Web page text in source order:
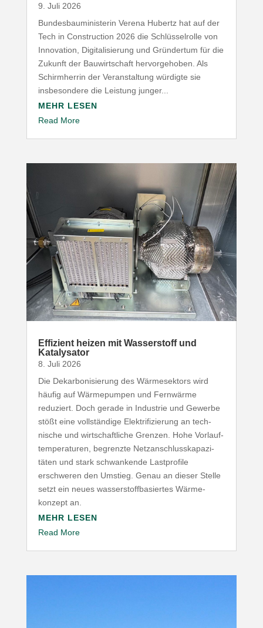
9. Juli 2026
Bundesbauministerin Verena Hubertz hat auf der
Tech in Construction 2026 die Schlüsselrolle von
Innovation, Digitalisierung und Gründertum für die
Zukunft der Bauwirtschaft hervorgehoben. Als
Schirmherrin der Veranstaltung würdigte sie
insbesondere die Leistung junger...
MEHR LESEN
Read More
Effizient heizen mit Wasser­stoff und
Katalysator
8. Juli 2026
Die Dekar­bo­ni­sierung des Wärme­sektors wird
häufig auf Wärme­pumpen und Fernwärme
reduziert. Doch gerade in Industrie und Gewerbe
stößt eine voll­ständige Elek­tri­fi­zierung an tech­
nische und wirt­schaft­liche Grenzen. Hohe Vorlauf­
tem­pe­ra­turen, begrenzte Netz­an­schluss­ka­pa­zi­
täten und stark schwan­kende Last­profile
erschweren den Umstieg. Genau an dieser Stelle
setzt ein neues wasser­stoff­ba­siertes Wärme­
konzept an.
MEHR LESEN
Read More